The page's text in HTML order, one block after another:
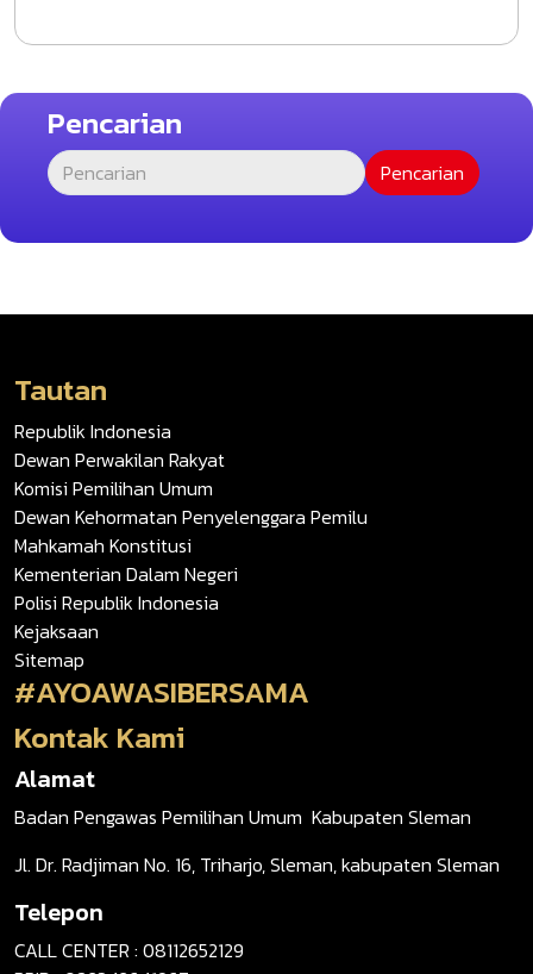
Pencarian
Tautan
Republik Indonesia
Dewan Perwakilan Rakyat
Komisi Pemilihan Umum
Dewan Kehormatan Penyelenggara Pemilu
Mahkamah Konstitusi
Kementerian Dalam Negeri
Polisi Republik Indonesia
Kejaksaan
Sitemap
#AYOAWASIBERSAMA
Kontak Kami
Alamat
Badan Pengawas Pemilihan Umum Kabupaten Sleman
Jl. Dr. Radjiman No. 16, Triharjo, Sleman, kabupaten Sleman
Telepon
CALL CENTER : 08112652129